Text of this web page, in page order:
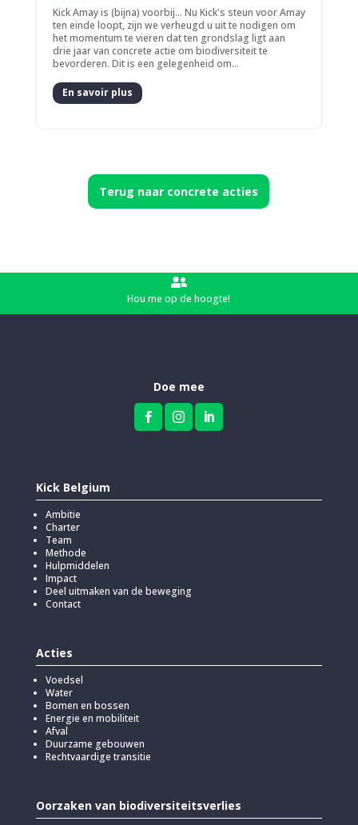
Kick Amay is (bijna) voorbij... Nu Kick's steun voor Amay
ten einde loopt, zijn we verheugd u uit te nodigen om
het momentum te vieren dat ten grondslag ligt aan
drie jaar van concrete actie om biodiversiteit te
bevorderen. Dit is een gelegenheid om...
En savoir plus
Terug naar concrete acties

Hou me op de hoogte!
Doe mee
  
Kick Belgium
Ambitie
Charter
Team
Methode
Hulpmiddelen
Impact
Deel uitmaken van de beweging
Contact
Acties
Voedsel
Water
Bomen en bossen
Energie en mobiliteit
Afval
Duurzame gebouwen
Rechtvaardige transitie
Oorzaken van biodiversiteitsverlies